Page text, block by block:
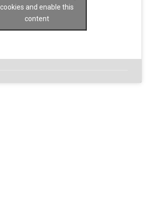
cookies and enable this
content